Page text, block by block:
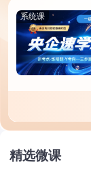
系统课
精选微课